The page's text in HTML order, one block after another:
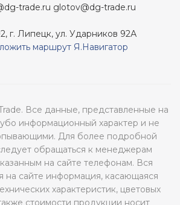
trade.ru glotov@dg-trade.ru
г. Липецк, ул. Ударников 92А
маршрут Я.Навигатор
Все данные, представленные на
информационный характер и не
Для более подробной
обращаться к менеджерам
на сайте телефонам. Вся
на сайте информация, касающаяся
характеристик, цветовых
стоимости продукции носит